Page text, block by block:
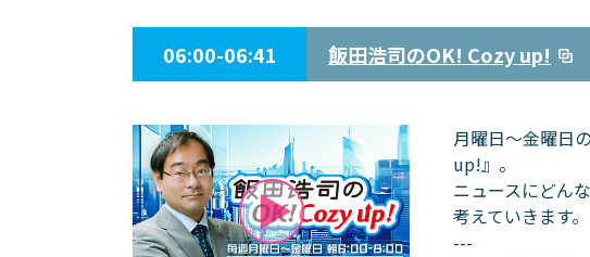
06:00-06:41 飯田浩司のOK! Cozy up!
月曜日～金曜日
up!』。
ニュースにどん
考えていきます。
---